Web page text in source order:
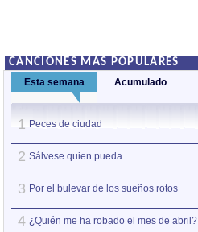
CANCIONES MÁS POPULARES
Esta semana Acumulado
1 Peces de ciudad
2 Sálvese quien pueda
3 Por el bulevar de los sueños rotos
4 ¿Quién me ha robado el mes de abril?